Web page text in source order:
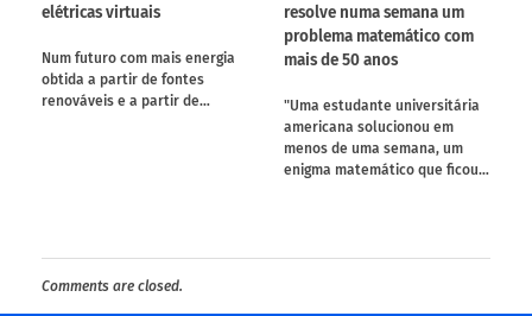
elétricas virtuais
Num futuro com mais energia
obtida a partir de fontes
renováveis e a partir de…
resolve numa semana um
problema matemático com
mais de 50 anos
"Uma estudante universitária
americana solucionou em
menos de uma semana, um
enigma matemático que ficou…
Comments are closed.